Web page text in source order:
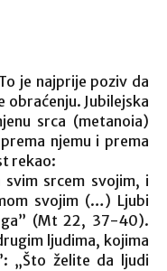
je najprije poziv da
obraćenju. Jubilejska
srca (metanoia)
njemu i prema
rekao:
svim srcem svojim, i
svojim (…) Ljubi
(Mt 22, 37-40).
ljudima, kojima
„Što želite da ljudi